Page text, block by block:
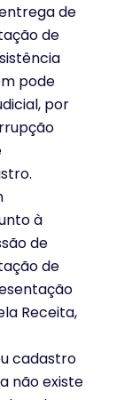
de
de
pode
por
à
de
de
Receita,
cadastro
não existe